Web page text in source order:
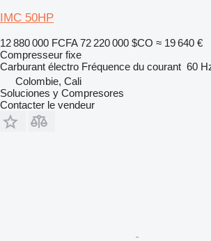
IMC 50HP
12 880 000 FCFA 72 220 000 $CO ≈ 19 640 €
Compresseur fixe
Carburant électro Fréquence du courant 60
Colombie, Cali
Soluciones y Compresores
Contacter le vendeur